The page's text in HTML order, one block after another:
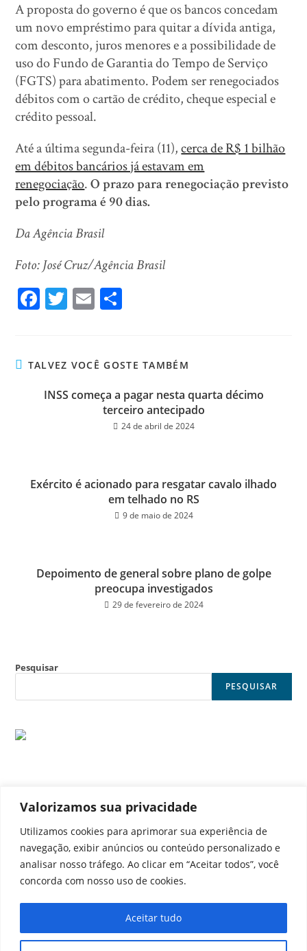
Valorizamos sua privacidade
Utilizamos cookies para aprimorar sua experiência de
navegação, exibir anúncios ou conteúdo personalizado e
analisar nosso tráfego. Ao clicar em “Aceitar todos”, você
concorda com nosso uso de cookies.
Aceitar tudo
A proposta do governo é que os bancos concedam
um novo empréstimo para quitar a dívida antiga,
com desconto, juros menores e a possibilidade de
uso do Fundo de Garantia do Tempo de Serviço
(FGTS) para abatimento. Podem ser renegociados
débitos com o cartão de crédito, cheque especial e
crédito pessoal.
Até a última segunda-feira (11),cerca de R$ 1 bilhão
em débitos bancários já estavam em
renegociação.O prazo para renegociação previsto
pelo programa é 90 dias.
Da Agência Brasil
Foto: José Cruz/Agência Brasil
Fa
ok
T
er
E
TALVEZ VOCÊ GOSTE TAMBÉM
INSS começa a pagar nesta quarta décimo
terceiro antecipado
24 de abril de 2024
Exército é acionado para resgatar cavalo ilhado
em telhado no RS
9 de maio de 2024
Depoimento de general sobre plano de golpe
preocupa investigados
29 de fevereiro de 2024
Pesquisar
PESQUISAR
Política de cookies